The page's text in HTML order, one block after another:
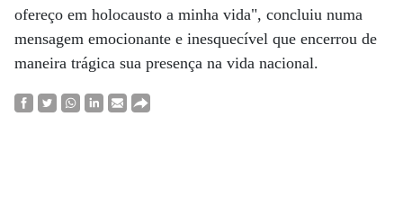
ofereço em holocausto a minha vida", concluiu numa
mensagem emocionante e inesquecível que encerrou de
maneira trágica sua presença na vida nacional.